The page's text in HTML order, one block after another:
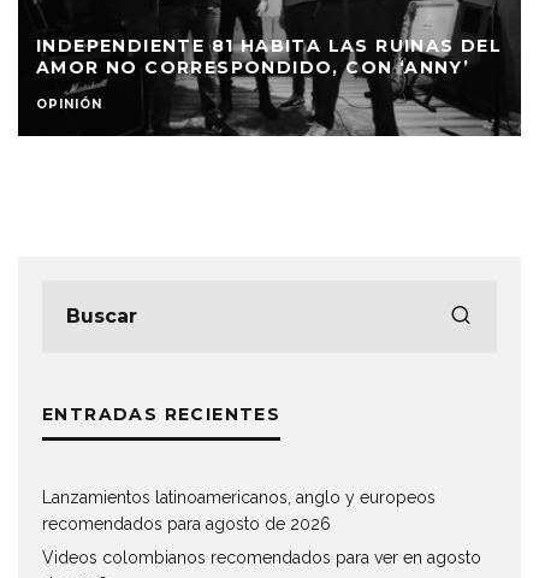
INDEPENDIENTE 81 HABITA LAS RUINAS DEL
AMOR NO CORRESPONDIDO, CON ‘ANNY’
OPINIÓN
ENTRADAS RECIENTES
Lanzamientos latinoamericanos, anglo y europeos
recomendados para agosto de 2026
Videos colombianos recomendados para ver en agosto